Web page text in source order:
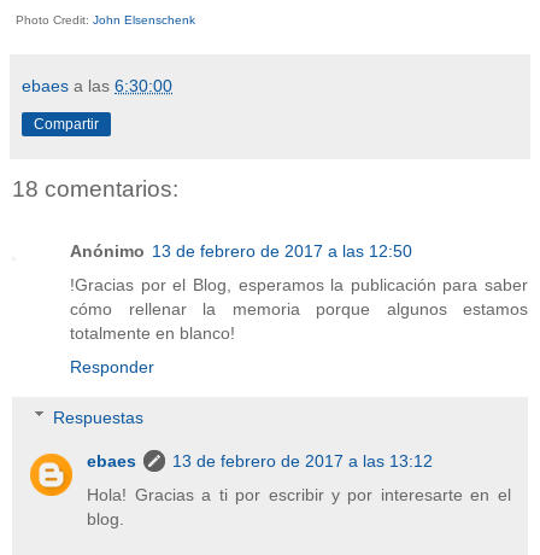
Photo Credit: John Elsenschenk
ebaes a las 6:30:00
Compartir
18 comentarios:
Anónimo 13 de febrero de 2017 a las 12:50
!Gracias por el Blog, esperamos la publicación para saber
cómo rellenar la memoria porque algunos estamos
totalmente en blanco!
Responder
Respuestas
ebaes
13 de febrero de 2017 a las 13:12
Hola! Gracias a ti por escribir y por interesarte en el
blog.